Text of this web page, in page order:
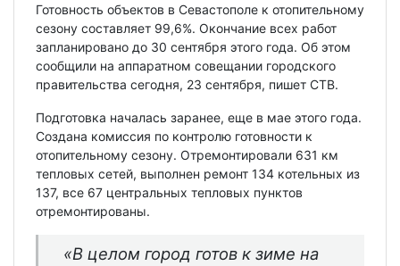
Готовность объектов в Севастополе к отопительному
сезону составляет 99,6%. Окончание всех работ
запланировано до 30 сентября этого года. Об этом
сообщили на аппаратном совещании городского
правительства сегодня, 23 сентября, пишет СТВ.
Подготовка началась заранее, еще в мае этого года.
Создана комиссия по контролю готовности к
отопительному сезону. Отремонтировали 631 км
тепловых сетей, выполнен ремонт 134 котельных из
137, все 67 центральных тепловых пунктов
отремонтированы.
«В целом город готов к зиме на